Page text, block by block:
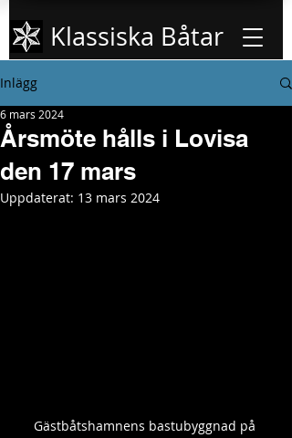
Klassiska Båtar
Inlägg
Årsmöte hålls i Lovisa
den 17 mars
6 mars 2024
Uppdaterat: 13 mars 2024
Gästbåtshamnens bastubyggnad på